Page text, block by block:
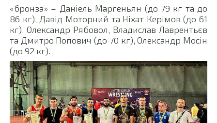
«бронза» – Даніель Маргеньян (до 79 кг та до
86 кг), Давід Моторний та Ніхат Керімов (до 61
кг), Олександр Рябовол, Владислав Лаврентьєв
та Дмитро Попович (до 70 кг), Олександр Мосін
(до 92 кг).